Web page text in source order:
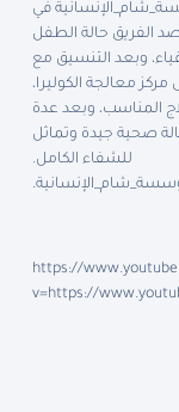
في
الفريق حالة الطفل
وبعد التنسيق مع
معالجة الكوليرا،
المناسب، وبعد عدة
صحية جيدة وتماثل
للشفاء الكامل.
https://
v=https://